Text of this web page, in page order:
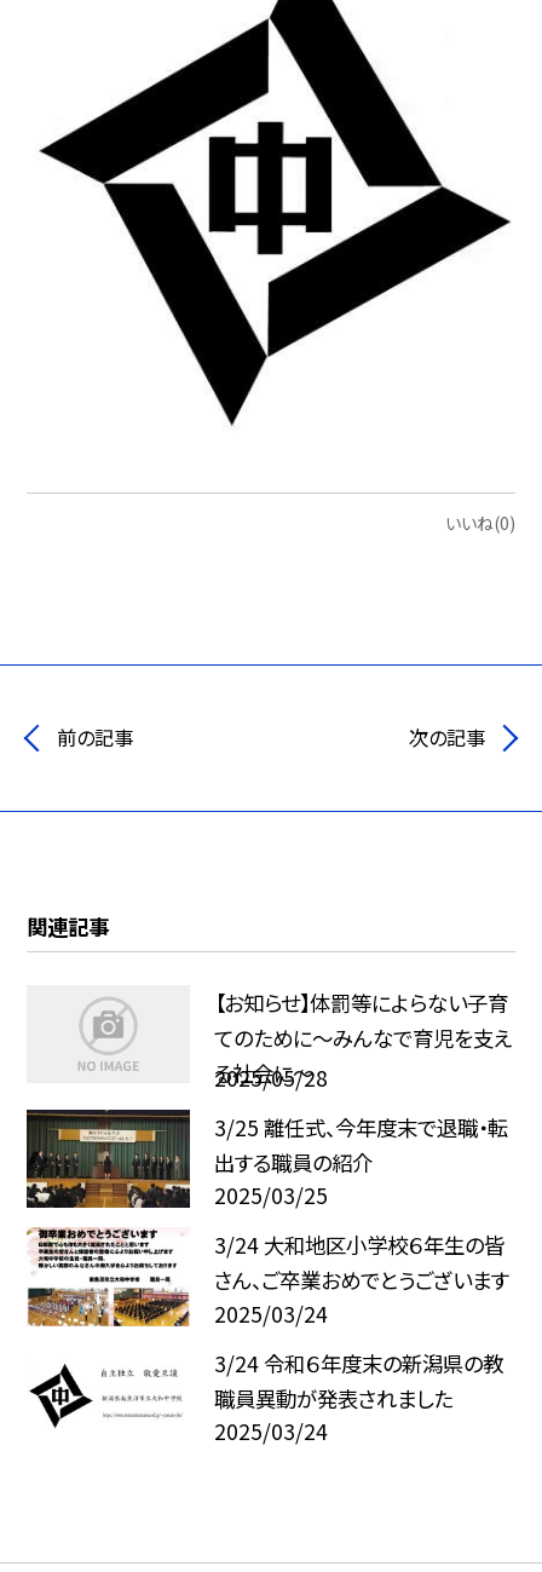
いいね(0)
前の記事 次の記事
関連記事
【お知らせ】体罰等によらない子育
てのために～みんなで育児を支え
る社会に～
2025/05/28
3/25 離任式、今年度末で退職・転
出する職員の紹介
2025/03/25
3/24 大和地区小学校６年生の皆
さん、ご卒業おめでとうございます
2025/03/24
3/24 令和６年度末の新潟県の教
職員異動が発表されました
2025/03/24